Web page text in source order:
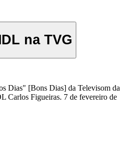
na TVG
Dias" [Bons Dias] da Televisom da
Carlos Figueiras. 7 de fevereiro de